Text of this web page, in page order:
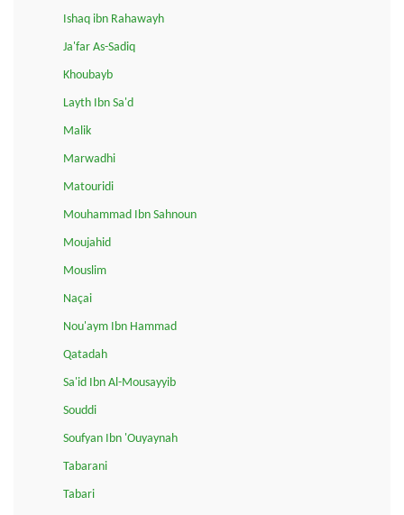
Ishaq ibn Rahawayh
Ja'far As-Sadiq
Khoubayb
Layth Ibn Sa'd
Malik
Marwadhi
Matouridi
Mouhammad Ibn Sahnoun
Moujahid
Mouslim
Naçai
Nou'aym Ibn Hammad
Qatadah
Sa'id Ibn Al-Mousayyib
Souddi
Soufyan Ibn 'Ouyaynah
Tabarani
Tabari